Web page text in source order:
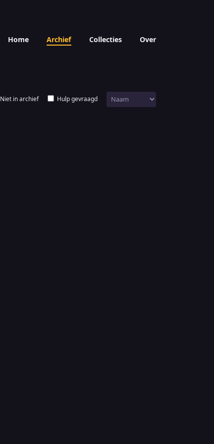
Home Archief Collecties Over
Niet in archief Hulp gevraagd